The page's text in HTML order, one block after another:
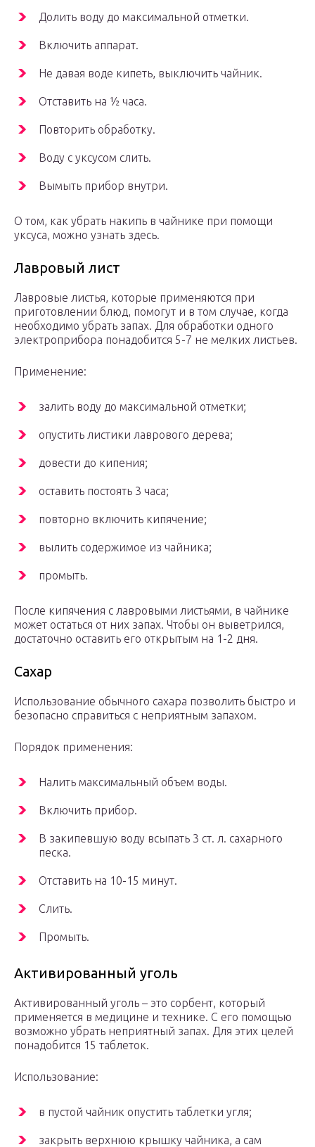
Долить воду до максимальной отметки.
Включить аппарат.
Не давая воде кипеть, выключить чайник.
Отставить на ½ часа.
Повторить обработку.
Воду с уксусом слить.
Вымыть прибор внутри.
О том, как убрать накипь в чайнике при помощи
уксуса, можно узнать здесь.
Лавровый лист
Лавровые листья, которые применяются при
приготовлении блюд, помогут и в том случае, когда
необходимо убрать запах. Для обработки одного
электроприбора понадобится 5-7 не мелких листьев.
Применение:
залить воду до максимальной отметки;
опустить листики лаврового дерева;
довести до кипения;
оставить постоять 3 часа;
повторно включить кипячение;
вылить содержимое из чайника;
промыть.
После кипячения с лавровыми листьями, в чайнике
может остаться от них запах. Чтобы он выветрился,
достаточно оставить его открытым на 1-2 дня.
Сахар
Использование обычного сахара позволить быстро и
безопасно справиться с неприятным запахом.
Порядок применения:
Налить максимальный объем воды.
Включить прибор.
В закипевшую воду всыпать 3 ст. л. сахарного
песка.
Отставить на 10-15 минут.
Слить.
Промыть.
Активированный уголь
Активированный уголь – это сорбент, который
применяется в медицине и технике. С его помощью
возможно убрать неприятный запах. Для этих целей
понадобится 15 таблеток.
Использование:
в пустой чайник опустить таблетки угля;
закрыть верхнюю крышку чайника, а сам